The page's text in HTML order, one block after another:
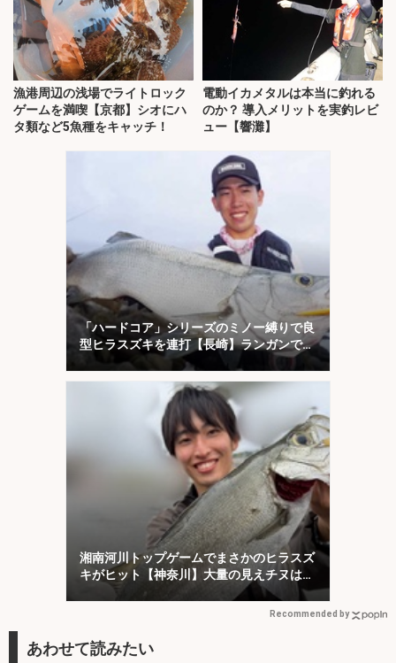
漁港周辺の浅場でライトロック
ゲームを満喫【京都】シオにハ
タ類など5魚種をキャッチ！
電動イカメタルは本当に釣れる
のか？ 導入メリットを実釣レビ
ュー【響灘】
「ハードコア」シリーズのミノー縛りで良
型ヒラスズキを連打【長崎】ランガンでサ
ラシを攻略！
湘南河川トップゲームでまさかのヒラスズ
キがヒット【神奈川】大量の見えチヌは意
外と難敵？
Recommended by